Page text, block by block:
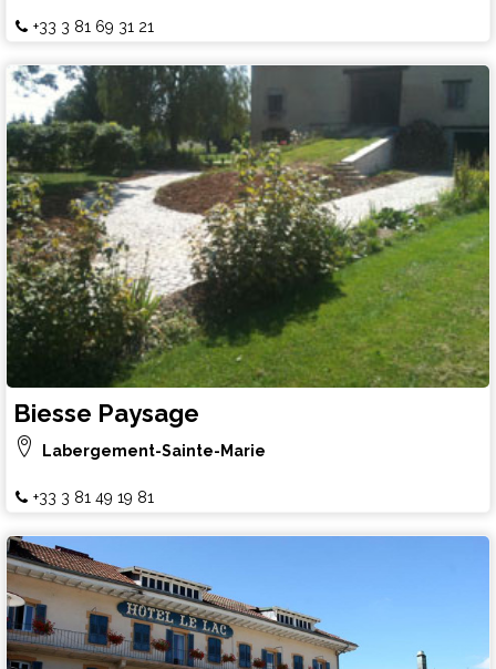
+33 3 81 69 31 21
Biesse Paysage
Labergement-Sainte-Marie
+33 3 81 49 19 81